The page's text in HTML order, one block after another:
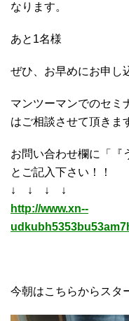
なります。
あと1名様
ぜひ、お早めにお申し
マンツーマンでのセミ
はご相談させて頂きま
お問い合わせ欄に「『
とご記入下さい！！
↓ ↓ ↓ ↓
http://www.xn--
今朝はこちらからスタ